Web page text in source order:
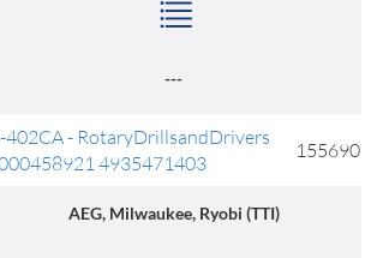
---
402CA - RotaryDrillsandDrivers
4935471403
155690
AEG, Milwaukee, Ryobi (TTI)